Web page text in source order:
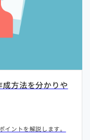
方法を分かりや
ントを解説します。